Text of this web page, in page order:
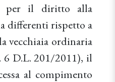
per il diritto alla
differenti rispetto a
vecchiaia ordinaria
6 D.L. 201/2011), il
al compimento